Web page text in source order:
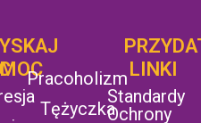
UZYSKAJ
POMOC
Pracoholizm
Tężyczka
LINKI
Standardy
Ochrony